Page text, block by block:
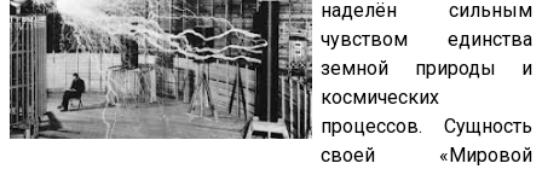
наделён сильным
чувством единства
земной природы и
космических
процессов. Сущность
своей «Мировой